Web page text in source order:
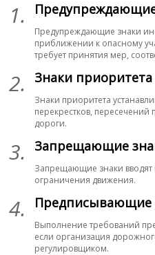
1.
Предупреждающие знаки
приближении к опасному
требует принятия мер,
2. Знаки приоритета
Знаки приоритета
перекрестков, пересечений
дороги.
3. Запрещающие
Запрещающие знаки
ограничения движения.
4. Предписывающие
Выполнение требований
если организация
регулировщиком.